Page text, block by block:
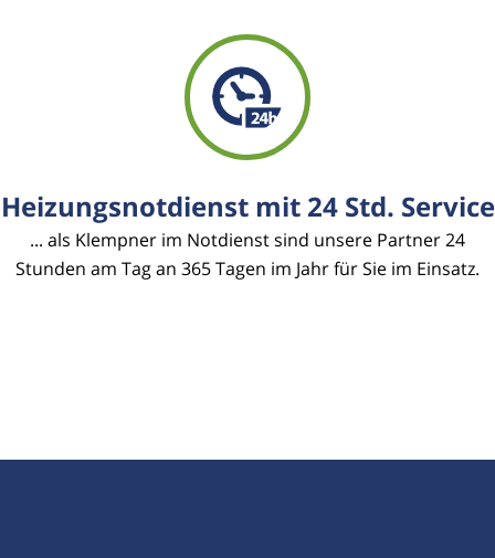
Heizungsnotdienst mit 24 Std. Service
... als Klempner im Notdienst sind unsere Partner 24
Stunden am Tag an 365 Tagen im Jahr für Sie im Einsatz.